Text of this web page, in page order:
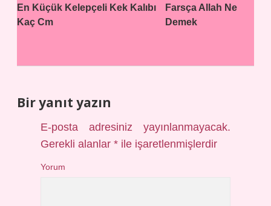
En Küçük Kelepçeli Kek Kalıbı
Kaç Cm
Farsça Allah Ne
Demek
Bir yanıt yazın
E-posta adresiniz yayınlanmayacak.
Gerekli alanlar* ile işaretlenmişlerdir
Yorum